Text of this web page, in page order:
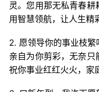
灵。您用那无私青春
用智慧领航，让人生精
2. 愿领导你的事业枝
亲自为你剪彩，无奈只
祝你事业红红火火，家